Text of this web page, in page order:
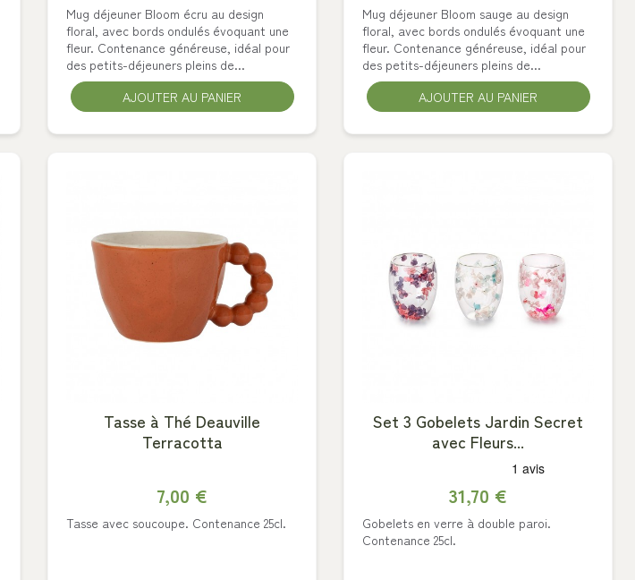
Mug déjeuner Bloom écru au design
floral, avec bords ondulés évoquant une
fleur. Contenance généreuse, idéal pour
des petits-déjeuners pleins de...
AJOUTER AU PANIER
Mug déjeuner Bloom sauge au design
floral, avec bords ondulés évoquant une
fleur. Contenance généreuse, idéal pour
des petits-déjeuners pleins de...
AJOUTER AU PANIER
Tasse à Thé Deauville
Terracotta
7,00 €
Tasse avec soucoupe. Contenance 25cl.
Set 3 Gobelets Jardin Secret
avec Fleurs...
31,70 €
Gobelets en verre à double paroi.
Contenance 25cl.